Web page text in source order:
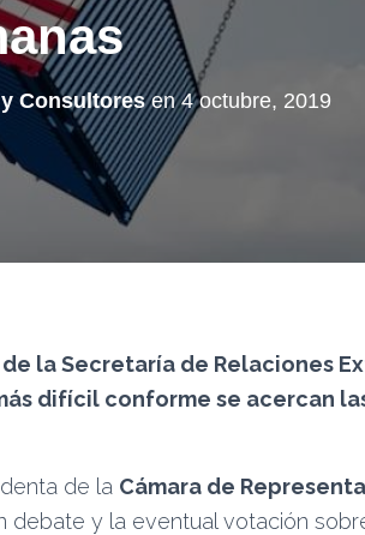
Consultoresen4 octubre, 2019
la Secretaría de Relaciones
difícil conforme se acercan
de la Cámara de
debate y la eventual votación